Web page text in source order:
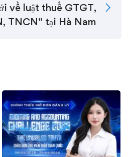
về luật thuế GTGT,
TNCN” tại Hà Nam